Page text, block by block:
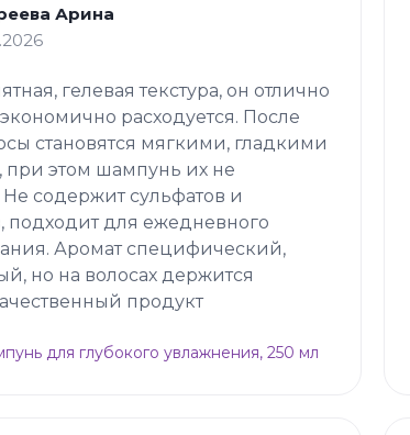
Арина
гелевая текстура, он отлично
расходуется. После
становятся мягкими, гладкими
этом шампунь их не
Не содержит сульфатов и
подходит для ежедневного
Аромат специфический,
но на волосах держится
продукт
для глубокого увлажнения, 250 мл